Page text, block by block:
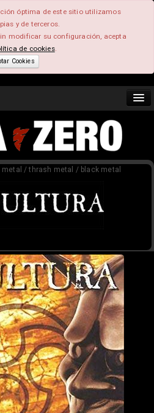
óptima de este sitio utilizamos
y de terceros.
modificar su configuración, acepta
de cookies.
Cookies
/ thrash metal / black metal